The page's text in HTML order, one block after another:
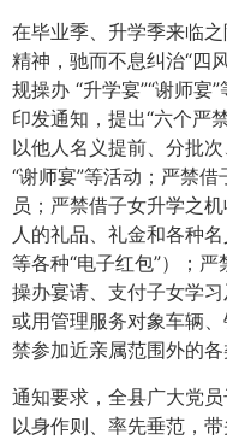
在毕业季、升学季来临
精神，驰而不息纠治“四
规操办 “升学宴”“谢师宴
印发通知，提出“六个严
以他人名义提前、分批
“谢师宴”等活动；严禁
员；严禁借子女升学之
人的礼品、礼金和各种
等各种“电子红包”）；
操办宴请、支付子女学
或用管理服务对象车辆
禁参加近亲属范围外的各
通知要求，全县广大党
以身作则、率先垂范，